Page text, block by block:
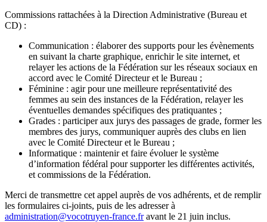
Commissions rattachées à la Direction Administrative (Bureau et
CD) :
Communication : élaborer des supports pour les évènements
en suivant la charte graphique, enrichir le site internet, et
relayer les actions de la Fédération sur les réseaux sociaux en
accord avec le Comité Directeur et le Bureau ;
Féminine : agir pour une meilleure représentativité des
femmes au sein des instances de la Fédération, relayer les
éventuelles demandes spécifiques des pratiquantes ;
Grades : participer aux jurys des passages de grade, former les
membres des jurys, communiquer auprès des clubs en lien
avec le Comité Directeur et le Bureau ;
Informatique : maintenir et faire évoluer le système
d’information fédéral pour supporter les différentes activités,
et commissions de la Fédération.
Merci de transmettre cet appel auprès de vos adhérents, et de remplir
les formulaires ci-joints, puis de les adresser à
administration@vocotruyen-france.fravant le 21 juin inclus.